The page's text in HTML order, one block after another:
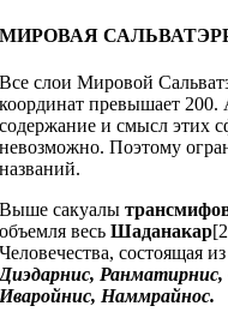
МИРОВАЯ
Все слои Мировой
координат превышает 200.
содержание и смысл этих
невозможно. Поэтому
названий.
Выше сакуалы
объемля весьШаданакар
Человечества, состоящая
Диэдарнис, Ранматирнис,
Иваройнис, Наммрайнос.